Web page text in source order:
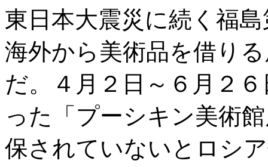
東日本大震災に続く福
海外から美術品を借り
だ。４月２日～６月２
った「プーシキン美術
保されていないとロシ